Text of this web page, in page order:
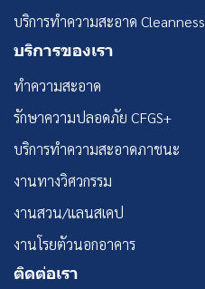
บริการทำความสะอาด Cleanness
บริการของเรา
ทำความสะอาด
รักษาความปลอดภัย CFGS+
บริการทำความสะอาดภาชนะ
งานทางวิศวกรรม
งานสวน/แลนสเคป
งานโรยตัวนอกอาคาร
ติดต่อเรา